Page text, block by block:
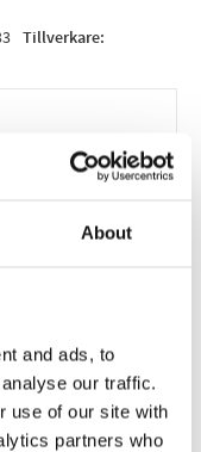
About
and ads, to
our traffic.
use of our site with
partners who
Tillverkare
köpa till extra